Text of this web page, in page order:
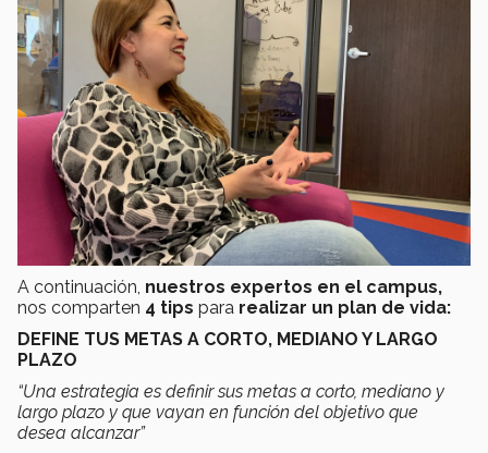
A continuación, nuestros expertos en el campus,
nos comparten 4 tips para realizar un plan de vida:
DEFINE TUS METAS A CORTO, MEDIANO Y LARGO
PLAZO
“Una estrategia es definir sus metas a corto, mediano y
largo plazo y que vayan en función del objetivo que
desea alcanzar”